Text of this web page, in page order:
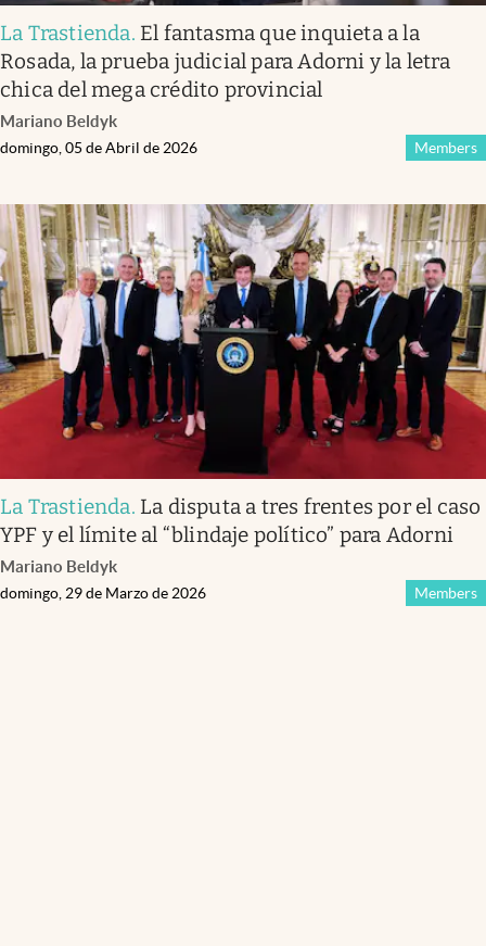
La Trastienda. El fantasma que inquieta a la
Rosada, la prueba judicial para Adorni y la letra
chica del mega crédito provincial
Mariano Beldyk
Members
domingo, 05 de Abril de 2026
La Trastienda. La disputa a tres frentes por el caso
YPF y el límite al “blindaje político” para Adorni
Mariano Beldyk
Members
domingo, 29 de Marzo de 2026